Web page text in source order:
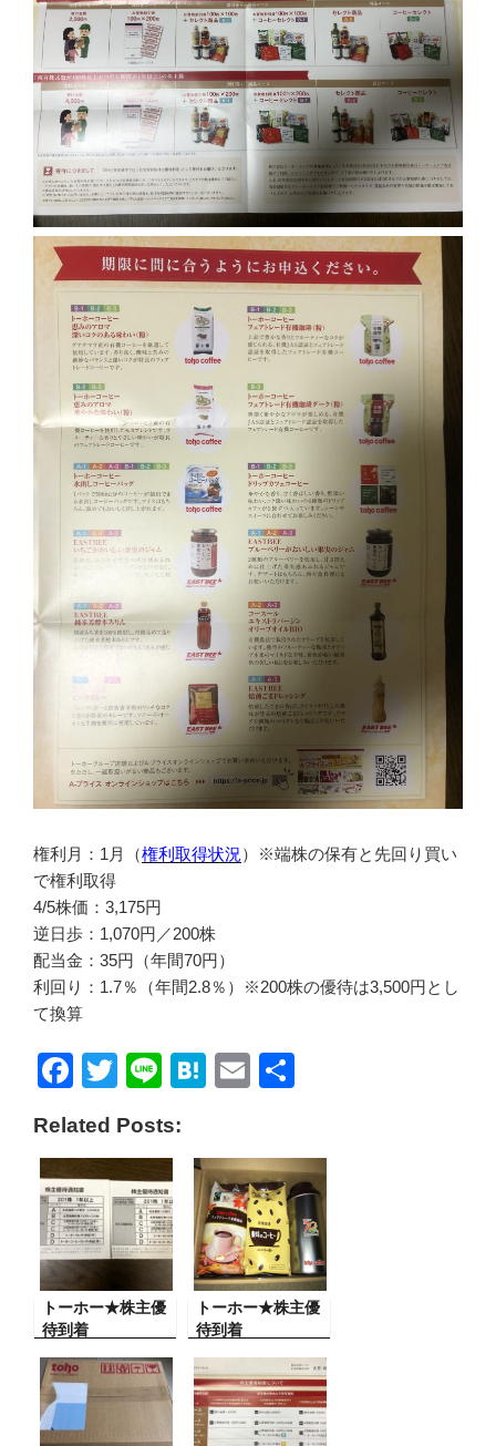
権利月：1月（権利取得状況 ）※端株の保有と先回り買い
で権利取得
4/5株価：3,175円
逆日歩：1,070円／200株
配当金：35円（年間70円）
利回り：1.7％（年間2.8％）※200株の優待は3,500円とし
て換算
F
c
e
b
o
o
k
T
tt
er
Li
e
H
n
a
E
Related Posts:
トーホー★株主優
待到着
トーホー★株主優
待到着